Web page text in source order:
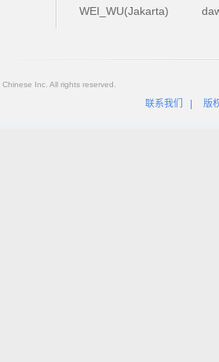
WEI_WU(Jakarta)
Inc. All rights reserved.
联系我们 版